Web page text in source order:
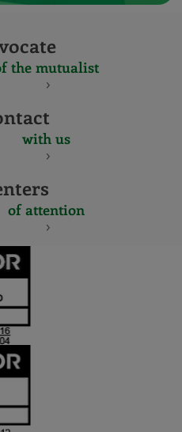
the mutualist
with us
of attention